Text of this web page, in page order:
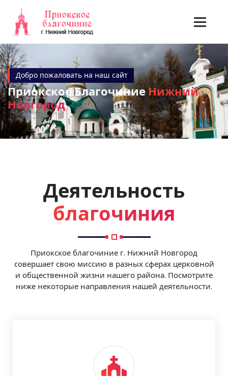
Добро пожаловать на наш сайт
Приокское БлагочиниеНижний
Новгород
Деятельность
благочиния
Приокское благочиние г. Нижний Новгород
совершает свою миссию в разных сферах церковной
и общественной жизни нашего района. Посмотрите
ниже некоторые направления нашей деятельности.